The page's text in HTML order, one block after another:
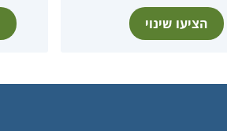
הציעו שינוי